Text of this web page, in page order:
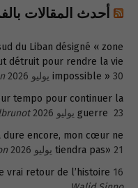
أحدث المقالات
du Liban désigné « zone
détruit pour rendre la vie
impossible » 30 يوليو 2026
tempo pour continuer la
guerre 23 يوليو 2026
dure encore, mon cœur ne
tiendra pas» 21 يوليو 2026
vrai retour de l’histoire 16 يوليو 2026